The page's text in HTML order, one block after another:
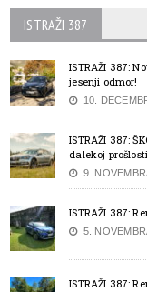
ISTRAŽI 387
ISTRAŽI 387:
jesenji odmor!
10.
ISTRAŽI 387:
dalekoj prošlosti
9.
ISTRAŽI 387:
5.
ISTRAŽI 387: